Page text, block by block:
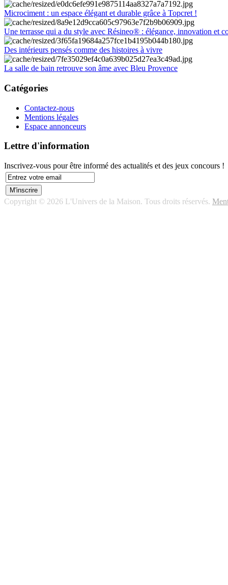
Microciment : un espace élégant et durable grâce à Topcret !
Une terrasse qui a du style avec Résineo® : élégance, innovation et
Des intérieurs pensés comme des histoires à vivre
La salle de bain retrouve son âme avec Bleu Provence
Catégories
Contactez-nous
Mentions légales
Espace annonceurs
Lettre d'information
Inscrivez-vous pour être informé des actualités et des jeux concours !
Copyright © 2026 L'Univers de la Maison. Tous droits réservés.